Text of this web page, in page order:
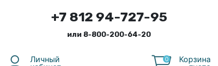
+7 812 94-727-95
или 8-800-200-64-20
Личный
0
Корзина